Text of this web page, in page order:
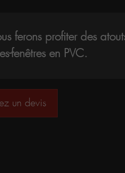
ferons profiter des
fenêtres en PVC.
un devis